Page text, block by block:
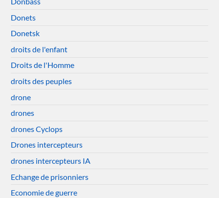
Donets
Donetsk
droits de l'enfant
Droits de l'Homme
droits des peuples
drone
drones
drones Cyclops
Drones intercepteurs
drones intercepteurs IA
Echange de prisonniers
Economie de guerre